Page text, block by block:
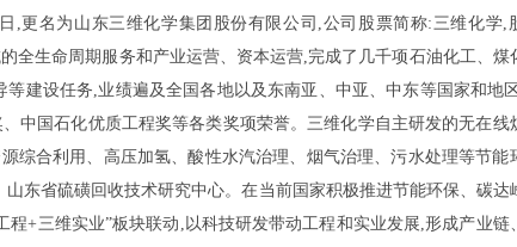
,更名为山东三维化学集团股份有限公司,公司股票简称:三维化学,
生命周期服务和产业运营、资本运营,完成了几千项石油化工、煤
建设任务,业绩遍及全国各地以及东南亚、中亚、中东等国家和地
中国石化优质工程奖等各类奖项荣誉。三维化学自主研发的无在线
综合利用、高压加氢、酸性水汽治理、烟气治理、污水处理等节能
东省硫磺回收技术研究中心。在当前国家积极推进节能环保、碳达
+三维实业”板块联动,以科技研发带动工程和实业发展,形成产业链